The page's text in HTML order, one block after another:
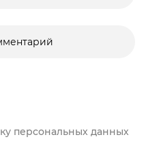
персональных данных